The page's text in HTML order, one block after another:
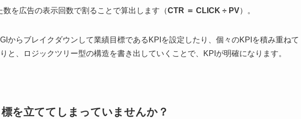
を広告の表示回数で割ることで算出します（CTR ＝ CLICK ÷ PV）。
からブレイクダウンして業績目標であるKPIを設定したり、個々のKPIを積み重ねて
と、ロジックツリー型の構造を書き出していくことで、KPIが明確になります。
を立ててしまっていませんか？